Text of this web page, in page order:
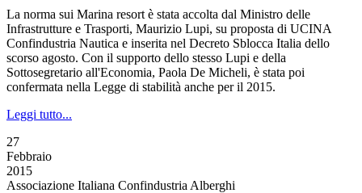
La norma sui Marina resort è stata accolta dal Ministro delle
Infrastrutture e Trasporti, Maurizio Lupi, su proposta di UCINA
Confindustria Nautica e inserita nel Decreto Sblocca Italia dello
scorso agosto. Con il supporto dello stesso Lupi e della
Sottosegretario all'Economia, Paola De Micheli, è stata poi
confermata nella Legge di stabilità anche per il 2015.
Leggi tutto...
27
Febbraio
2015
Associazione Italiana Confindustria Alberghi